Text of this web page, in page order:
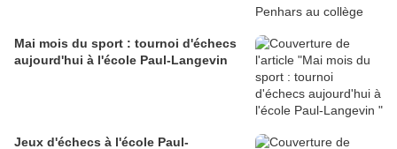
Mai mois du sport : tournoi d'échecs
aujourd'hui à l'école Paul-Langevin
Jeux d'échecs à l'école Paul-